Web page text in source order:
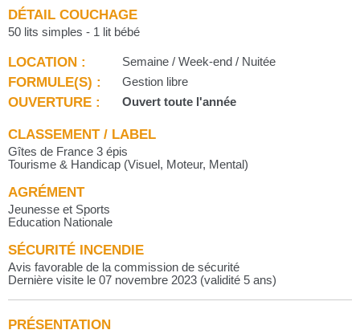
DÉTAIL COUCHAGE
50 lits simples - 1 lit bébé
LOCATION : Semaine / Week-end / Nuitée
FORMULE(S) : Gestion libre
OUVERTURE : Ouvert toute l'année
CLASSEMENT / LABEL
Gîtes de France 3 épis
Tourisme & Handicap (Visuel, Moteur, Mental)
AGRÉMENT
Jeunesse et Sports
Education Nationale
SÉCURITÉ INCENDIE
Avis favorable de la commission de sécurité
Dernière visite le 07 novembre 2023 (validité 5 ans)
PRÉSENTATION